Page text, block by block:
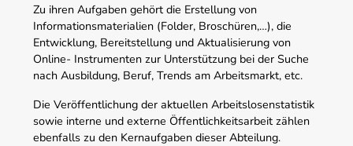
Zu ihren Aufgaben gehört die Erstellung von
Informationsmaterialien (Folder, Broschüren,…), die
Entwicklung, Bereitstellung und Aktualisierung von
Online- Instrumenten zur Unterstützung bei der Suche
nach Ausbildung, Beruf, Trends am Arbeitsmarkt, etc.
Die Veröffentlichung der aktuellen Arbeitslosenstatistik
sowie interne und externe Öffentlichkeitsarbeit zählen
ebenfalls zu den Kernaufgaben dieser Abteilung.